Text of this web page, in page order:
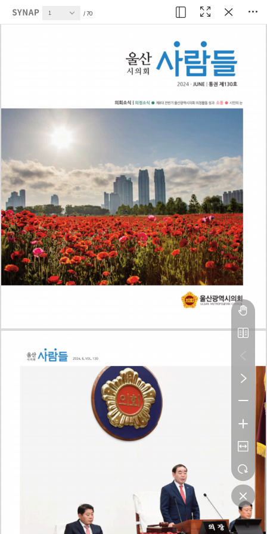
현재 페이지 70